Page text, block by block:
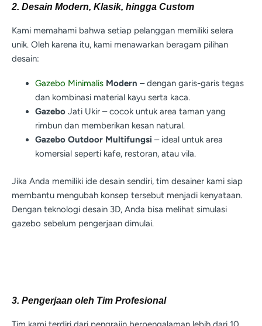
2. Desain Modern, Klasik, hingga Custom
Kami memahami bahwa setiap pelanggan memiliki selera
unik. Oleh karena itu, kami menawarkan beragam pilihan
desain:
Gazebo Minimalis Modern – dengan garis-garis tegas
dan kombinasi material kayu serta kaca.
Gazebo Jati Ukir – cocok untuk area taman yang
rimbun dan memberikan kesan natural.
Gazebo Outdoor Multifungsi – ideal untuk area
komersial seperti kafe, restoran, atau vila.
Jika Anda memiliki ide desain sendiri, tim desainer kami siap
membantu mengubah konsep tersebut menjadi kenyataan.
Dengan teknologi desain 3D, Anda bisa melihat simulasi
gazebo sebelum pengerjaan dimulai.
3. Pengerjaan oleh Tim Profesional